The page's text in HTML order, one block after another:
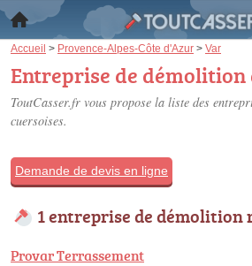
Accueil > Provence-Alpes-Côte d'Azur > Var
Entreprise de démolition
ToutCasser.fr vous propose la liste des
cuersoises.
Demande de devis en ligne
1 entreprise de démolition
Provar Terrassement